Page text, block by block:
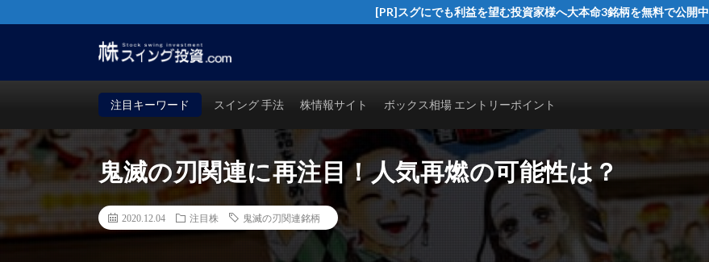
[PR]スグにでも利益を望む投資家様へ大本命3銘柄を無料で公開中
買い時・売り時も徹底検証！
注目キーワード スイング 手法 株情報サイト ボックス相場 エントリーポイント
鬼滅の刃関連に再注目！人気再燃の可能性は？
2020.12.04 注目株 鬼滅の刃関連銘柄